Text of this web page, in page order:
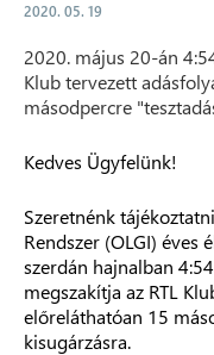
2020. 05. 19
2020. május 20-án
Klub tervezett
másodpercre
Kedves Ügyfelünk!
Szeretnénk
Rendszer (OLGI) éves
szerdán hajnalban
megszakítja az RTL
előreláthatóan 15
kisugárzásra.